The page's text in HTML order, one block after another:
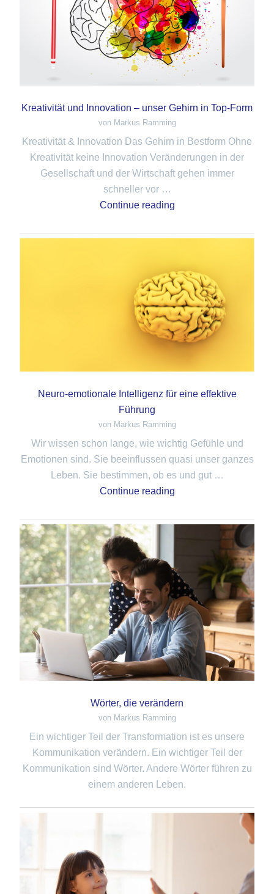
Kreativität und Innovation – unser Gehirn in Top-Form
von Markus Ramming
Kreativität & Innovation Das Gehirn in Bestform Ohne
Kreativität keine Innovation Veränderungen in der
Gesellschaft und der Wirtschaft gehen immer
schneller vor …
Continue reading
Neuro-emotionale Intelligenz für eine effektive
Führung
von Markus Ramming
Wir wissen schon lange, wie wichtig Gefühle und
Emotionen sind. Sie beeinflussen quasi unser ganzes
Leben. Sie bestimmen, ob es und gut …
Continue reading
Wörter, die verändern
von Markus Ramming
Ein wichtiger Teil der Transformation ist es unsere
Kommunikation verändern. Ein wichtiger Teil der
Kommunikation sind Wörter. Andere Wörter führen zu
einem anderen Leben.